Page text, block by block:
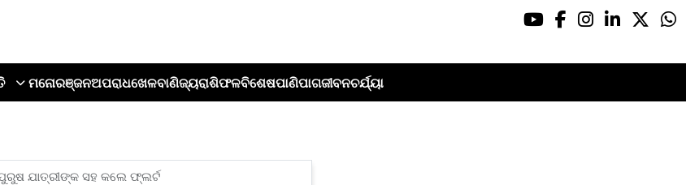
ମନୋରଞ୍ଜନଅପରାଧଖେଳବାଣିଜ୍ୟରାଶିଫଳବିଶେଷପାଣିପାଗଜୀବନଚର୍ଯ୍ୟା
ଯାତ୍ରୀଙ୍କ ସହ କଲେ ଫ୍ଲର୍ଟ